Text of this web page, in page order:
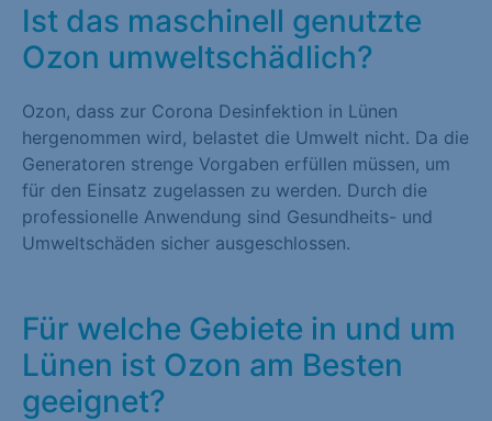
Ist das maschinell genutzte
Ozon umweltschädlich?
Ozon, dass zur Corona Desinfektion in Lünen
hergenommen wird, belastet die Umwelt nicht. Da die
Generatoren strenge Vorgaben erfüllen müssen, um
für den Einsatz zugelassen zu werden. Durch die
professionelle Anwendung sind Gesundheits- und
Umweltschäden sicher ausgeschlossen.
Für welche Gebiete in und um
Lünen ist Ozon am Besten
geeignet?